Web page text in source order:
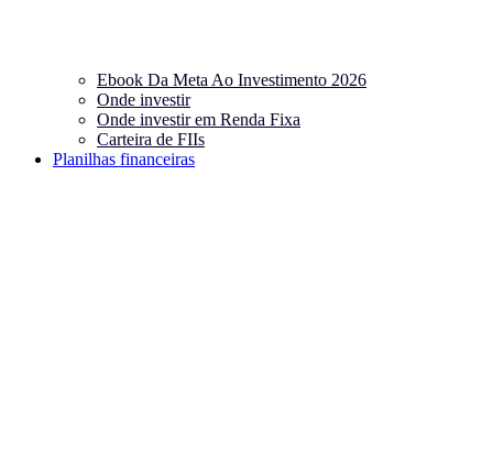
Ebook Da Meta Ao Investimento 2026
Onde investir
Onde investir em Renda Fixa
Carteira de FIIs
Planilhas financeiras